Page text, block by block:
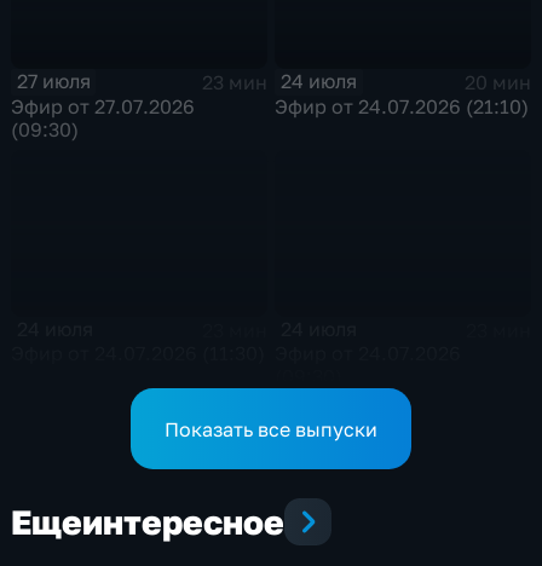
27 июля
23 мин
Эфир от 27.07.2026
(09:30)
24 июля
20 мин
Эфир от 24.07.2026 (21:10)
Показать все выпуски
Ещеинтересное